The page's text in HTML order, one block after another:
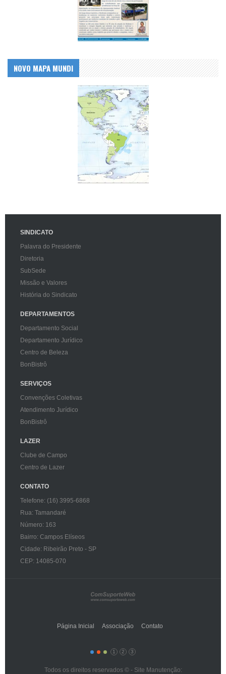
NOVO MAPA MUNDI
SINDICATO
Palavra do Presidente
Diretoria
SubSede
Missão e Valores
História do Sindicato
DEPARTAMENTOS
Departamento Social
Departamento Jurídico
Centro de Beleza
BonBistrô
SERVIÇOS
Convenções Coletivas
Atendimento Jurídico
BonBistrô
LAZER
Clube de Campo
Centro de Lazer
CONTATO
Telefone: (16) 3995-6868
Rua: Tamandaré
Número: 163
Bairro: Campos Elíseos
Cidade: Ribeirão Preto - SP
CEP: 14085-070
Página Inicial Associação Contato
1 2 3
Todos os direitos reservados © - Site Manutenção: